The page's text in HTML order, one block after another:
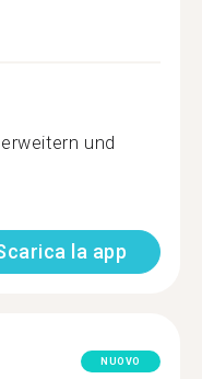
und
la app
NUOVO